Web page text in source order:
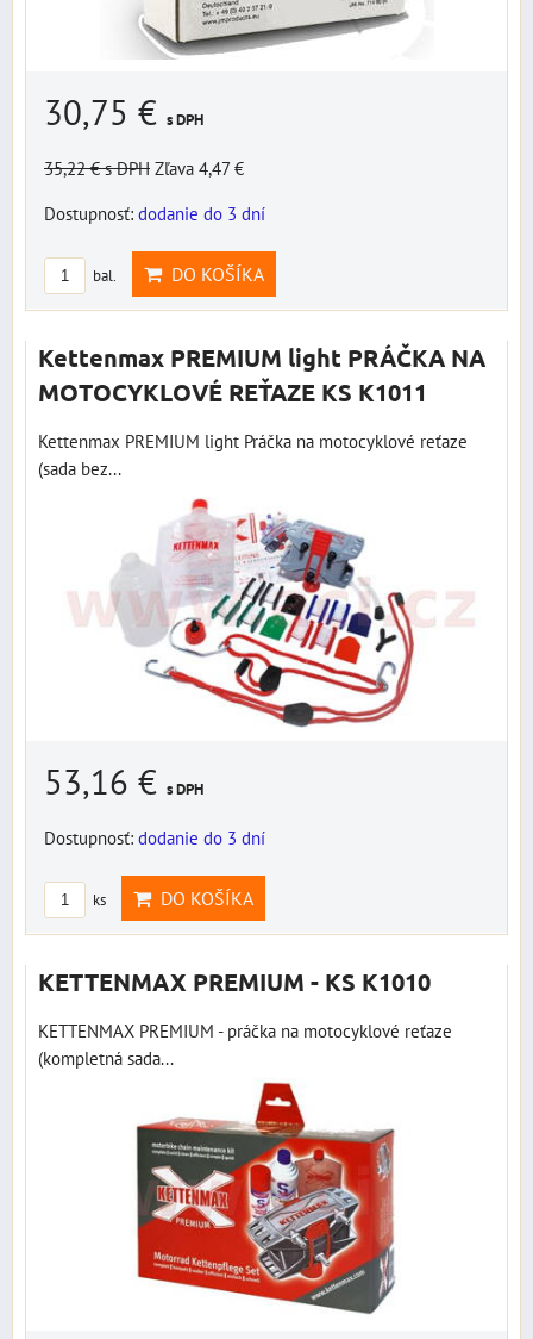
30,75 € s DPH
35,22 €s DPH Zľava 4,47 €
Dostupnosť: dodanie do 3 dní
bal. DO KOŠÍKA
Kettenmax PREMIUM light PRÁČKA NA
MOTOCYKLOVÉ REŤAZE KS K1011
Kettenmax PREMIUM light Práčka na motocyklové reťaze
(sada bez...
53,16 € s DPH
Dostupnosť: dodanie do 3 dní
ks DO KOŠÍKA
KETTENMAX PREMIUM - KS K1010
KETTENMAX PREMIUM - práčka na motocyklové reťaze
(kompletná sada...